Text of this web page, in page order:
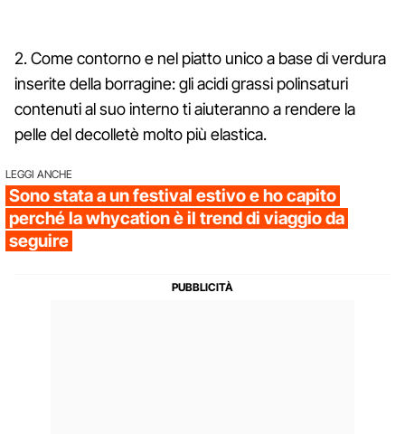
2. Come contorno e nel piatto unico a base di verdura
inserite della borragine: gli acidi grassi polinsaturi
contenuti al suo interno ti aiuteranno a rendere la
pelle del decolletè molto più elastica.
LEGGI ANCHE
Sono stata a un festival estivo e ho capito
perché la whycation è il trend di viaggio da
seguire